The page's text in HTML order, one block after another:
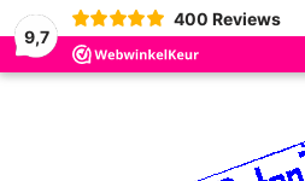
9,7
400 Reviews